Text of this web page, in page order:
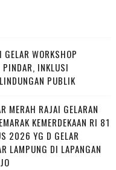
WORKSHOP
INKLUSI
PUBLIK
MERAH RAJAI GELARAN
KEMERDEKAAN RI 81
2026 YG D GELAR
LAMPUNG DI LAPANGAN